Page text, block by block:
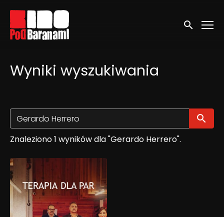
Linki ułatwień dostępu
Wyszukaj
Wyniki wyszukiwania
Znaleziono 1 wyników dla "Gerardo Herrero".